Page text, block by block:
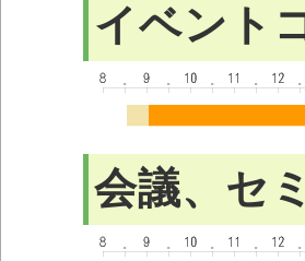
イベント
会議、セ